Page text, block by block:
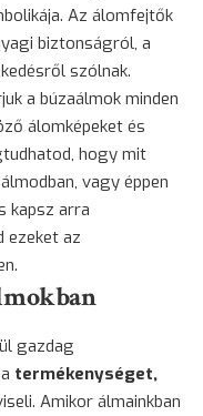
Az álomfejtők
biztonságról, a
szólnak.
a búzaálmok minden
álomképeket és
hogy mit
vagy éppen
kapsz arra
ezeket az
gazdag
termékenységet,
Amikor álmainkban